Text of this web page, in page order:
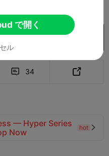
 34 
— Hyper Series
Now
hot 
で開く
ル